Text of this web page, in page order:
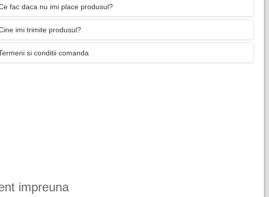
fac daca nu imi place produsul?
imi trimite produsul?
si conditii comanda
impreuna